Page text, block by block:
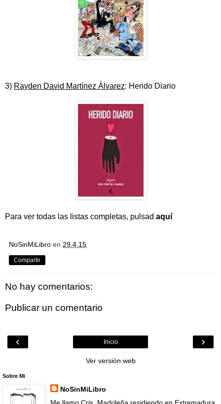
3) Rayden David Martínez Álvarez: Herido Diario
Para ver todas las listas completas, pulsad aquí
NoSinMiLibro en 29.4.15
Compartir
No hay comentarios:
Publicar un comentario
‹ ›
Inicio
Ver versión web
Sobre Mi
NoSinMiLibro